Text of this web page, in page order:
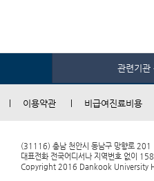
관련기관
이용약관 비급여진료비용
(31116) 충남 천안시 동남구 망향로 201
대표전화 전국어디서나 지역번호 없이
Copyright 2016 Dankook University